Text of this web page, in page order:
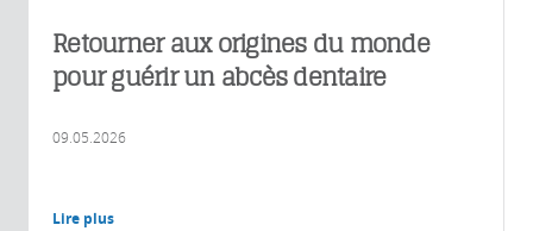
Retourner aux origines du monde
pour guérir un abcès dentaire
09.05.2026
Lire plus